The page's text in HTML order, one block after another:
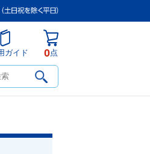
ガイド 0点